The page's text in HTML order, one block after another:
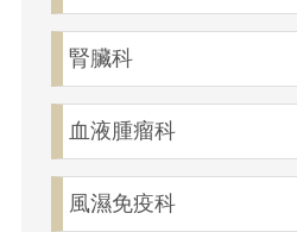
腎臟科
血液腫瘤科
風濕免疫科